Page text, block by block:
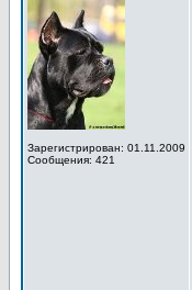
Зарегистрирован: 01.11.2009
Сообщения: 421